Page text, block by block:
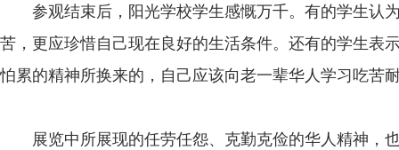
参观结束后，阳光学校学生感慨万千。有的学生认
苦，更应珍惜自己现在良好的生活条件。还有的学生表
怕累的精神所换来的，自己应该向老一辈华人学习吃苦
展览中所展现的任劳任怨、克勤克俭的华人精神，